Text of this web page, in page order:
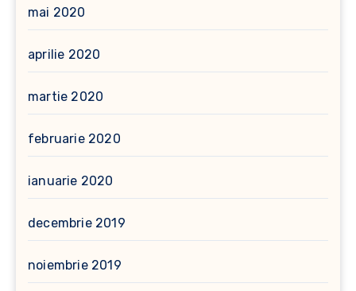
mai 2020
aprilie 2020
martie 2020
februarie 2020
ianuarie 2020
decembrie 2019
noiembrie 2019